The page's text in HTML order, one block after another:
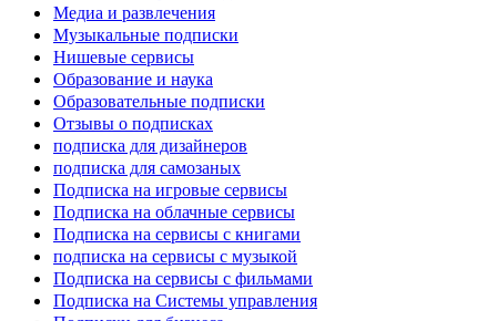
Медиа и развлечения
Музыкальные подписки
Нишевые сервисы
Образование и наука
Образовательные подписки
Отзывы о подписках
подписка для дизайнеров
подписка для самозаных
Подписка на игровые сервисы
Подписка на облачные сервисы
Подписка на сервисы с книгами
подписка на сервисы с музыкой
Подписка на сервисы с фильмами
Подписка на Системы управления